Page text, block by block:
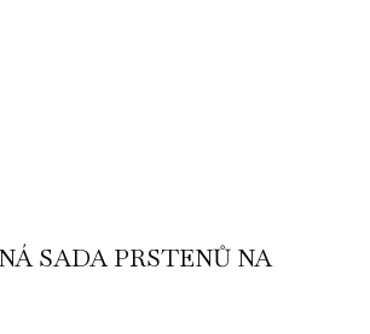
SADA PRSTENŮ NA